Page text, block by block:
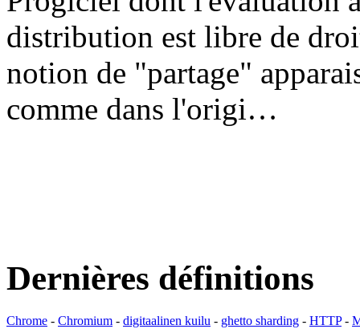
distribution est libre de
notion de "partage"
comme dans l'origi…
Dernières définitions
Chrome - Chromium - digitaalinen kuilu - ghetto sharding - HTTP-